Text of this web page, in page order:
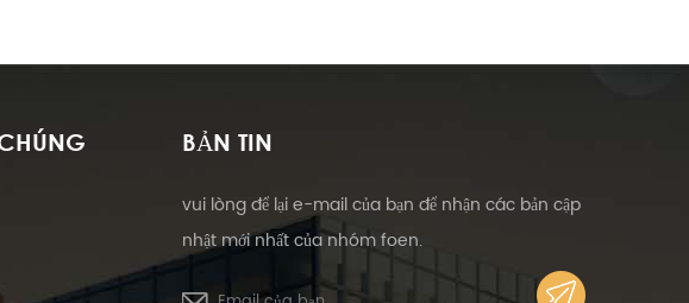
BẢN TIN
vui lòng để lại e-mail của bạn để nhận các bản cập
nhật mới nhất của nhóm foen.